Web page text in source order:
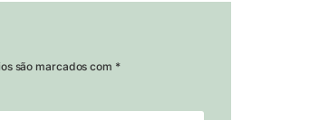
são marcados com *